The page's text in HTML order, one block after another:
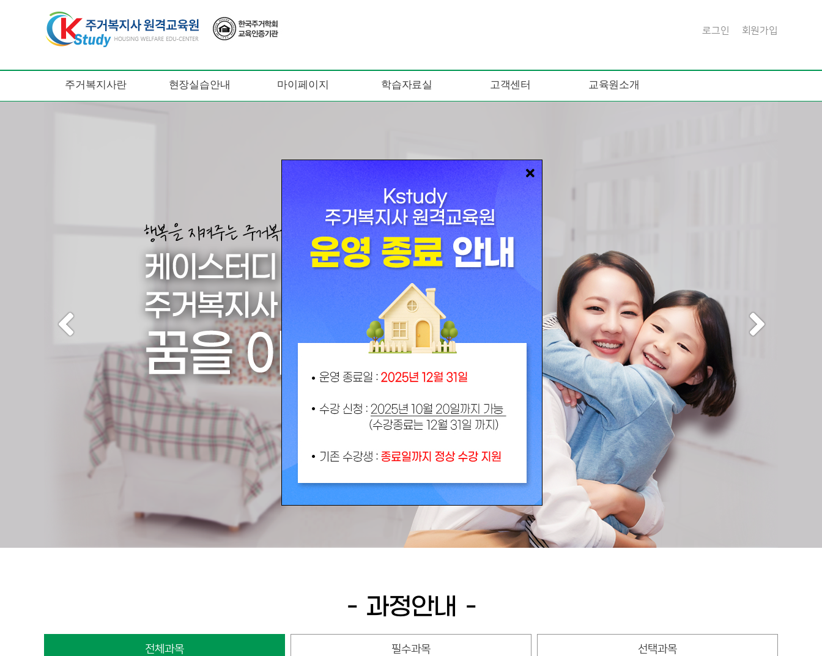
로그인 회원가입
주거복지사란 현장실습안내 마이페이지 학습자료실 고객센터 교육원소개
과정안내
전체과목 필수과목 선택과목